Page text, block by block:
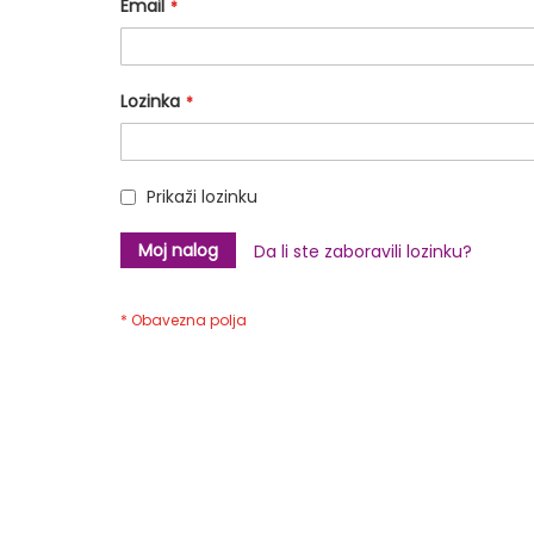
Email
Lozinka
Prikaži lozinku
Moj nalog Da li ste zaboravili lozinku?